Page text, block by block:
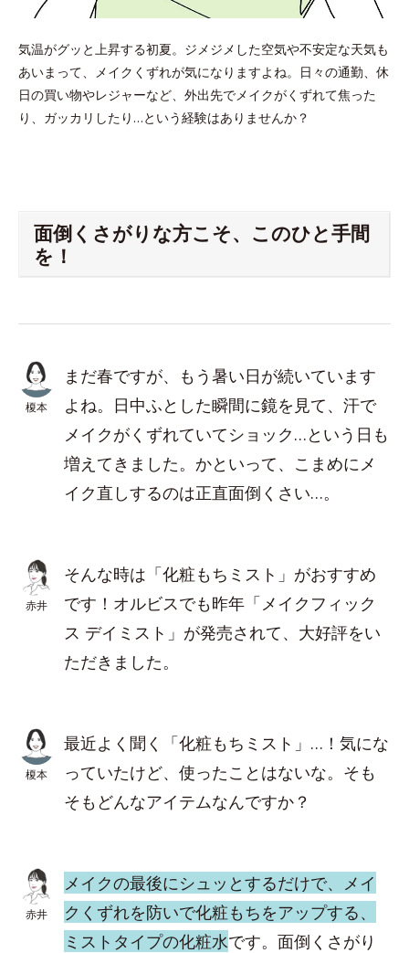
気温がグッと上昇する初夏。ジメジメした空気や不安定な天気も
あいまって、メイクくずれが気になりますよね。日々の通勤、休
日の買い物やレジャーなど、外出先でメイクがくずれて焦った
り、ガッカリしたり…という経験はありませんか？
面倒くさがりな方こそ、このひと手間
を！
榎本
まだ春ですが、もう暑い日が続いています
よね。日中ふとした瞬間に鏡を見て、汗で
メイクがくずれていてショック…という日も
増えてきました。かといって、こまめにメ
イク直しするのは正直面倒くさい…。
赤井
そんな時は「化粧もちミスト」がおすすめ
です！オルビスでも昨年「メイクフィック
ス デイミスト」が発売されて、大好評をい
ただきました。
榎本
最近よく聞く「化粧もちミスト」…！気にな
っていたけど、使ったことはないな。そも
そもどんなアイテムなんですか？
赤井
メイクの最後にシュッとするだけで、メイ
クくずれを防いで化粧もちをアップする、
ミストタイプの化粧水です。面倒くさがり